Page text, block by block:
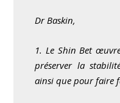
Dr Baskin,
1. Le Shin Bet
préserver la
ainsi que pour faire